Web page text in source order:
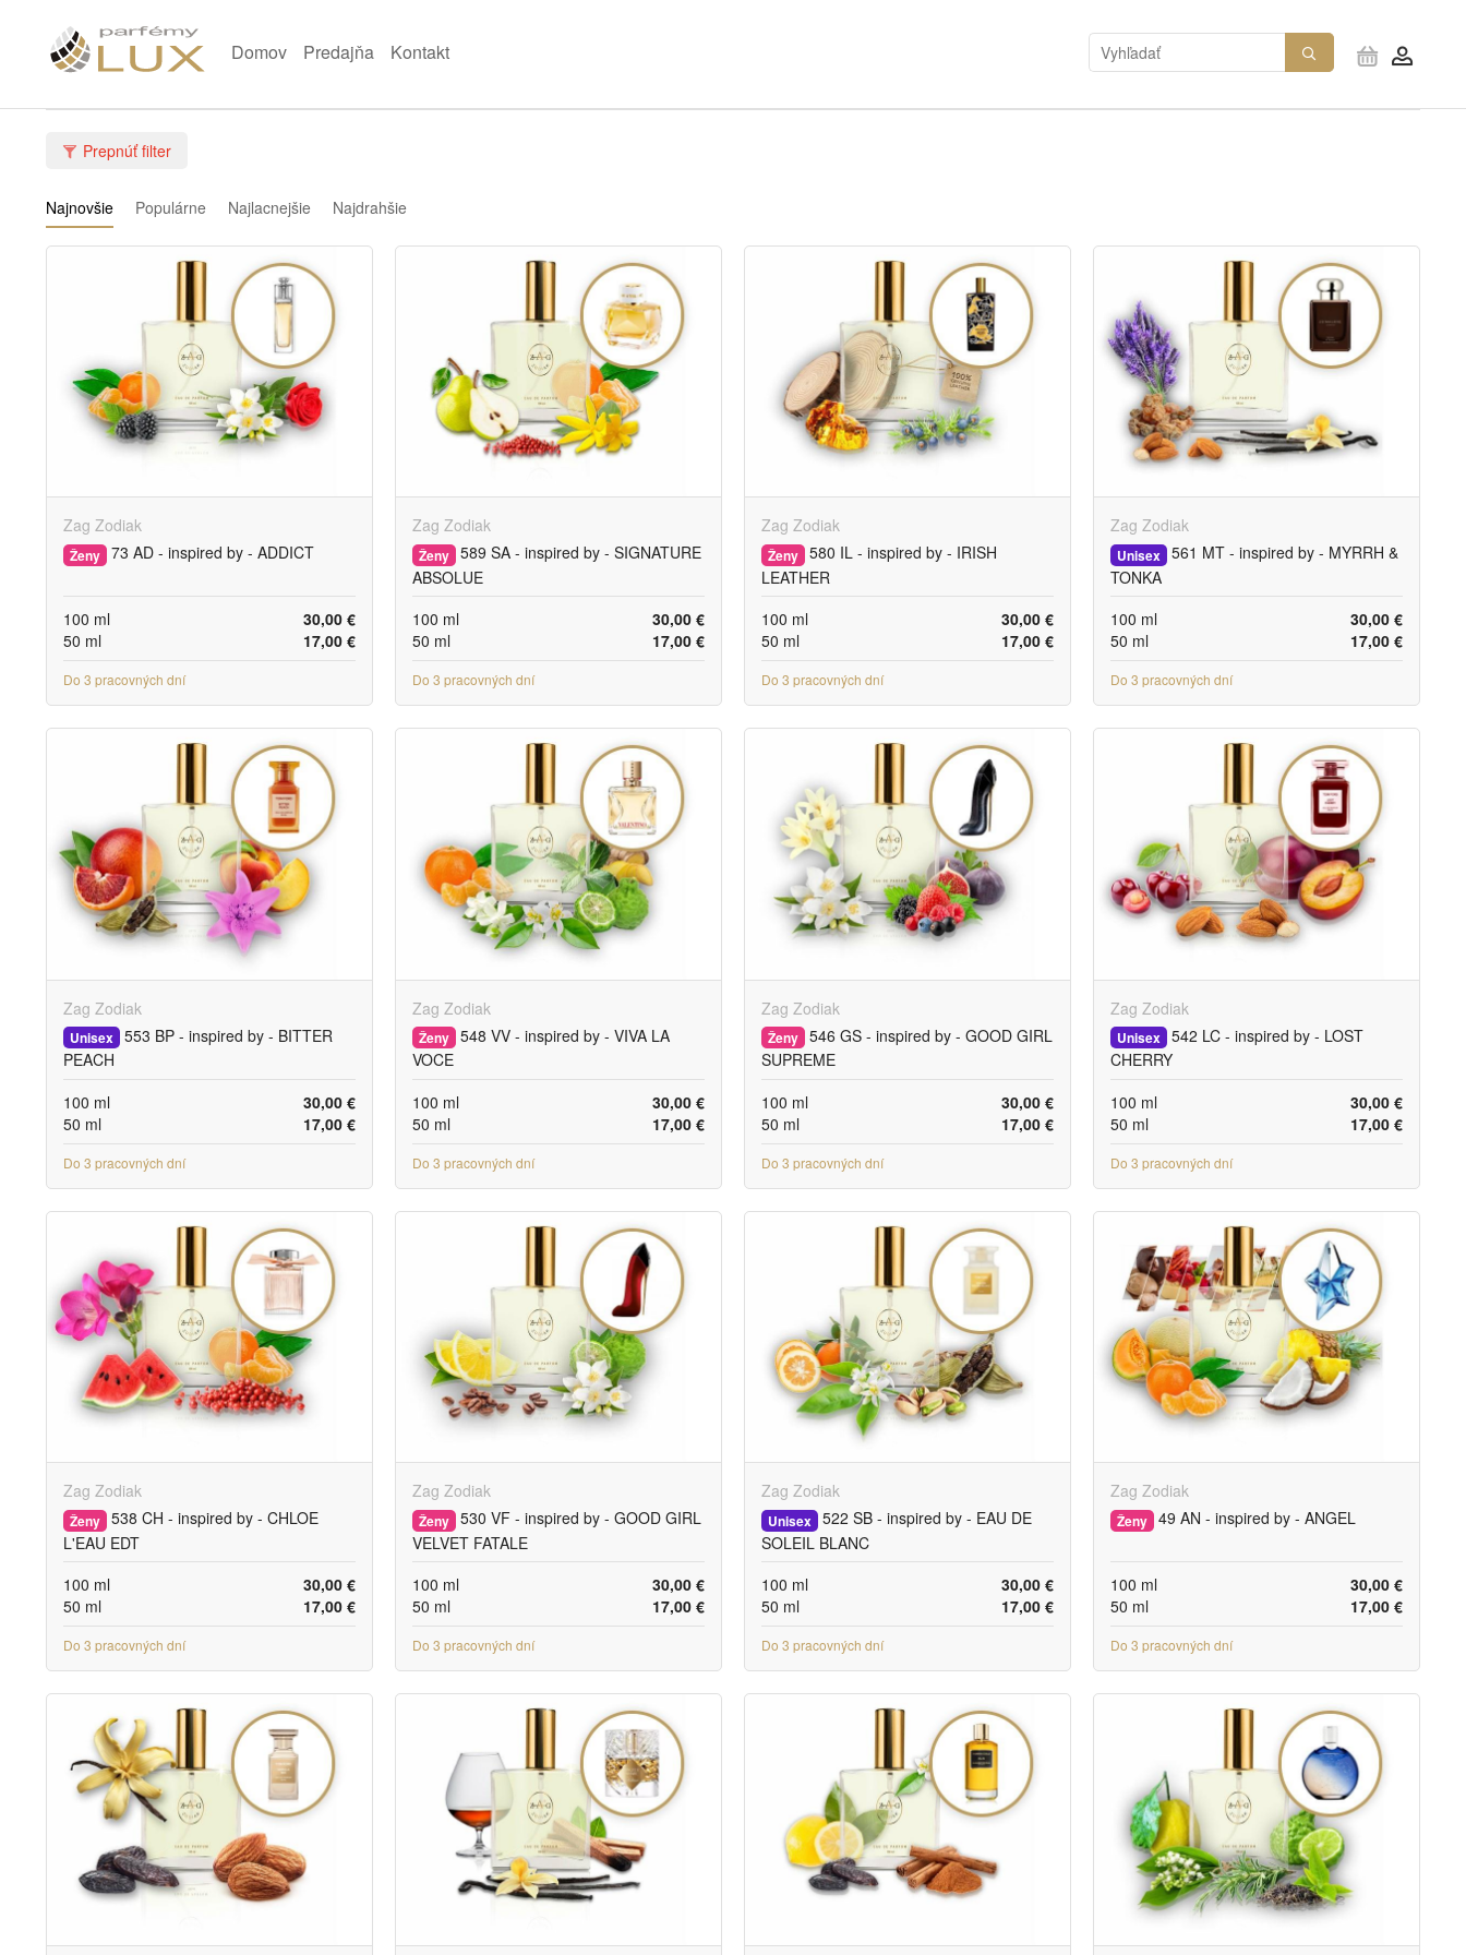
Domov Predajňa Kontakt
Prepnúť filter
Najnovšie Populárne Najlacnejšie Najdrahšie
Zag Zodiak
Ženy 73 AD - inspired by - ADDICT
30,00 €
100 ml
17,00 €
50 ml
Do 3 pracovných dní
Zag Zodiak
Ženy 589 SA - inspired by - SIGNATURE
ABSOLUE
30,00 €
100 ml
17,00 €
50 ml
Do 3 pracovných dní
Zag Zodiak
Ženy 580 IL - inspired by - IRISH
LEATHER
30,00 €
100 ml
17,00 €
50 ml
Do 3 pracovných dní
Zag Zodiak
Unisex 561 MT - inspired by - MYRRH &
TONKA
30,00 €
100 ml
17,00 €
50 ml
Do 3 pracovných dní
Zag Zodiak
Unisex 553 BP - inspired by - BITTER
PEACH
30,00 €
100 ml
17,00 €
50 ml
Do 3 pracovných dní
Zag Zodiak
Ženy 548 VV - inspired by - VIVA LA
VOCE
30,00 €
100 ml
17,00 €
50 ml
Do 3 pracovných dní
Zag Zodiak
Ženy 546 GS - inspired by - GOOD GIRL
SUPREME
30,00 €
100 ml
17,00 €
50 ml
Do 3 pracovných dní
Zag Zodiak
Unisex 542 LC - inspired by - LOST
CHERRY
30,00 €
100 ml
17,00 €
50 ml
Do 3 pracovných dní
Zag Zodiak
Ženy 538 CH - inspired by - CHLOE
L'EAU EDT
30,00 €
100 ml
17,00 €
50 ml
Do 3 pracovných dní
Zag Zodiak
Ženy 530 VF - inspired by - GOOD GIRL
VELVET FATALE
30,00 €
100 ml
17,00 €
50 ml
Do 3 pracovných dní
Zag Zodiak
Unisex 522 SB - inspired by - EAU DE
SOLEIL BLANC
30,00 €
100 ml
17,00 €
50 ml
Do 3 pracovných dní
Zag Zodiak
Ženy 49 AN - inspired by - ANGEL
30,00 €
100 ml
17,00 €
50 ml
Do 3 pracovných dní